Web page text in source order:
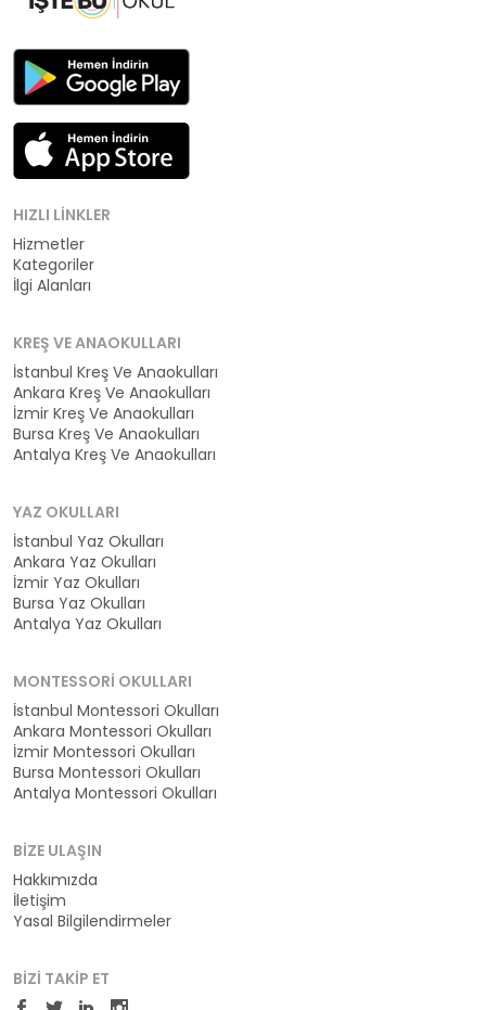
HIZLI LINKLER
Hizmetler
Kategoriler
İlgi Alanları
KREŞ VE ANAOKULLARI
İstanbul Kreş Ve Anaokulları
Ankara Kreş Ve Anaokulları
İzmir Kreş Ve Anaokulları
Bursa Kreş Ve Anaokulları
Antalya Kreş Ve Anaokulları
YAZ OKULLARI
İstanbul Yaz Okulları
Ankara Yaz Okulları
İzmir Yaz Okulları
Bursa Yaz Okulları
Antalya Yaz Okulları
MONTESSORI OKULLARI
İstanbul Montessori Okulları
Ankara Montessori Okulları
İzmir Montessori Okulları
Bursa Montessori Okulları
Antalya Montessori Okulları
BIZE ULAŞIN
Hakkımızda
İletişim
Yasal Bilgilendirmeler
BIZI TAKIP ET